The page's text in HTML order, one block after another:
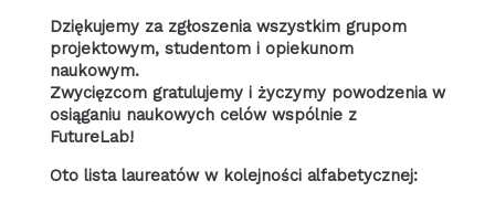
Dziękujemy za zgłoszenia wszystkim grupom
projektowym, studentom i opiekunom
naukowym.
Zwycięzcom gratulujemy i życzymy powodzenia w
osiąganiu naukowych celów wspólnie z
FutureLab!
Oto lista laureatów w kolejności alfabetycznej: